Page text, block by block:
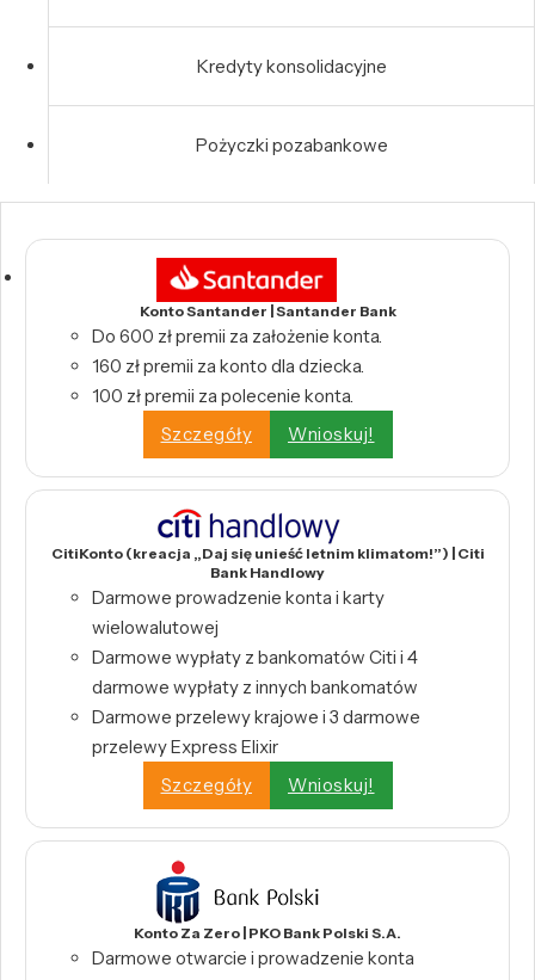
Kredyty konsolidacyjne
Pożyczki pozabankowe
Konto Santander | Santander Bank
Do 600 zł premii za założenie konta.
160 zł premii za konto dla dziecka.
100 zł premii za polecenie konta.
Szczegóły
Wnioskuj!
CitiKonto (kreacja „Daj się unieść letnim klimatom!”) | Citi
Bank Handlowy
Darmowe prowadzenie konta i karty
wielowalutowej
Darmowe wypłaty z bankomatów Citi i 4
darmowe wypłaty z innych bankomatów
Darmowe przelewy krajowe i 3 darmowe
przelewy Express Elixir
Szczegóły
Wnioskuj!
Konto Za Zero | PKO Bank Polski S.A.
Darmowe otwarcie i prowadzenie konta